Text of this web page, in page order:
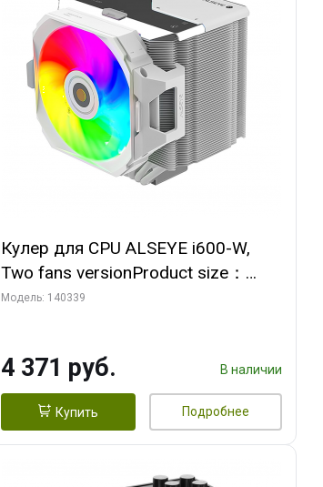
Кулер для CPU ALSEYE i600-W,
Two fans versionProduct size：
144x121x159mmTDP：
LGA115X,1200,1700,1366,2011AM
D：AM4
Модель: 140339
4 371 руб. В наличии
Купить Подробнее